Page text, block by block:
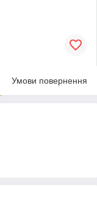
Умови повернення